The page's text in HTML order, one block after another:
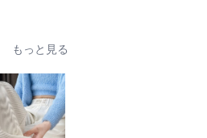
もっと見る